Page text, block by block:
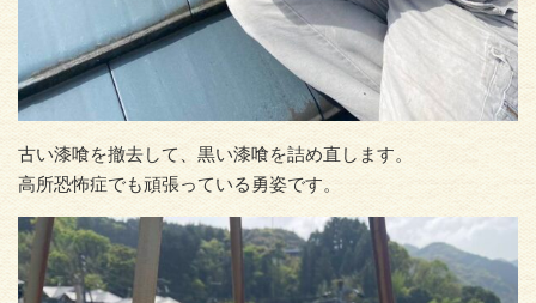
古い漆喰を撤去して、黒い漆喰を詰め直します。
高所恐怖症でも頑張っている勇姿です。